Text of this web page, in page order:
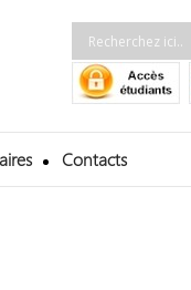
Contacts